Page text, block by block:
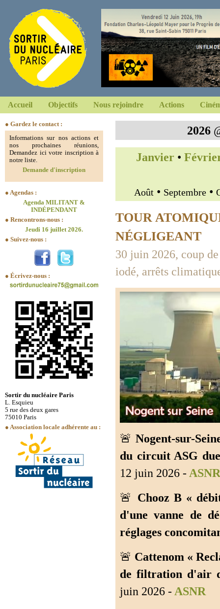
Accueil Objectifs Nous rejoindre Actions
● Gardez le contact :
Informations sur nos actions et
nos prochaines réunions,
Demandez ici votre inscription à
notre liste.
Demande d'inscription
● Agendas :
Agenda MILITANT &
INDÉPENDANT
● Rencontrons-nous :
Jeudi 16 juillet 2026.
● Suivez-nous :
● Écrivez-nous :
Sortir du nucléaire Paris
L. Esquieu
5 rue des deux gares
75010 Paris
● Association locale adhérente au :
2026
Janvier •
Août• Septembre•
TOUR
NÉGLIGEANT
30 juin 2026, coup
iodé, arrêts
🚨 Nogent-sur-
du circuit ASG
12 juin 2026 - ASNR
🚨 Chooz B «
d'une vanne de
réglages
🚨 Cattenom «
de filtration d'air
juin 2026 - ASNR